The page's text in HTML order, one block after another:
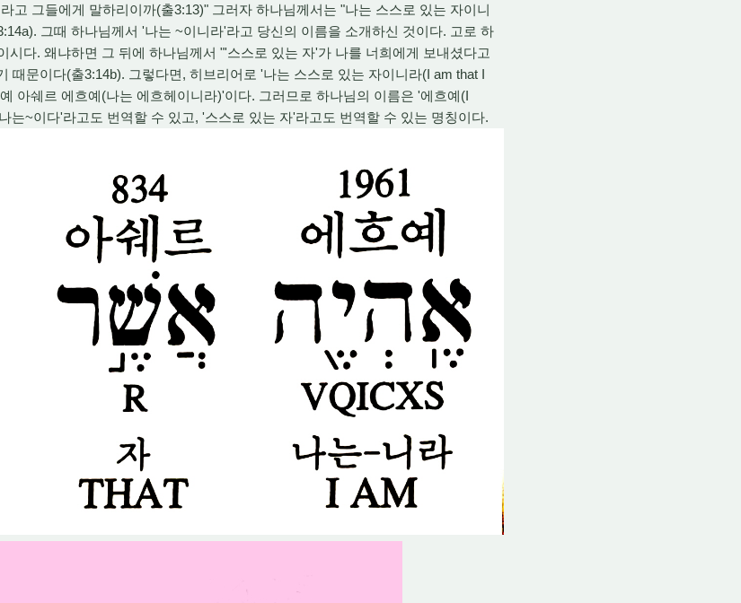
고 그들에게 말하리이까(출3:13)" 그러자 하나님께서는 "나는 스스로 있는 자이니
그때 하나님께서 '나는 ~이니라'라고 당신의 이름을 소개하신 것이다. 고로 하
시다. 왜냐하면 그 뒤에 하나님께서 "'스스로 있는 자'가 나를 너희에게 보내셨다고
때문이다(출3:14b). 그렇다면, 히브리어로 '나는 스스로 있는 자이니라(I am that I
아쉐르 에흐예(나는 에흐헤이니라)'이다. 그러므로 하나님의 이름은 '에흐예(I
는~이다'라고도 번역할 수 있고, '스스로 있는 자'라고도 번역할 수 있는 명칭이다.